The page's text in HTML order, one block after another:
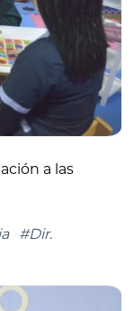
a las
#Dir.